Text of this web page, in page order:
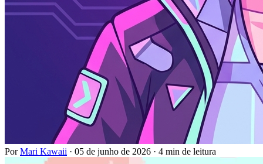
PorMari Kawaii · 05 de junho de 2026 · 4 min de leitura